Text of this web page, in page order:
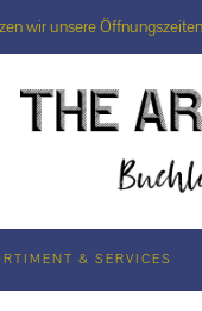
wir unsere
& SERVICES